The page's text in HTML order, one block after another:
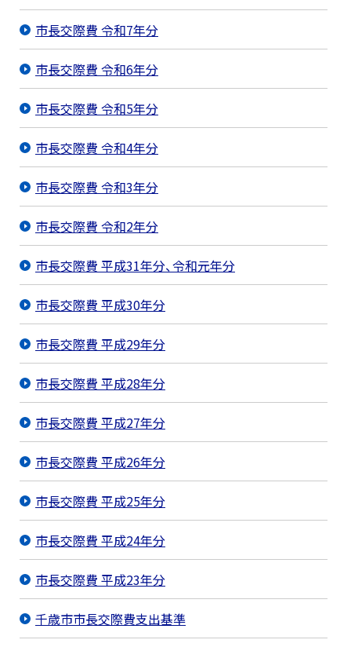
市長交際費 令和7年分
市長交際費 令和6年分
市長交際費 令和5年分
市長交際費 令和4年分
市長交際費 令和3年分
市長交際費 令和2年分
市長交際費 平成31年分、令和元年分
市長交際費 平成30年分
市長交際費 平成29年分
市長交際費 平成28年分
市長交際費 平成27年分
市長交際費 平成26年分
市長交際費 平成25年分
市長交際費 平成24年分
市長交際費 平成23年分
千歳市市長交際費支出基準